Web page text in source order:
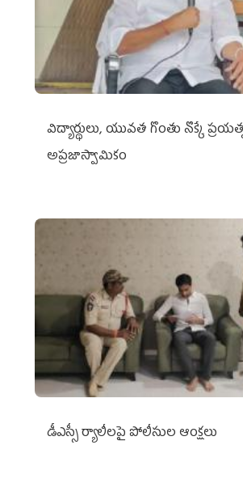
విద్యార్థులు, యువత గొంతు నొక్కే
అప్రజాస్వామికం
డీఎస్సీ ర్యాలీలపై పోలీసుల ఆంక్షలు